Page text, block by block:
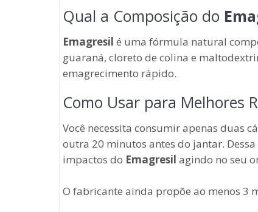
Qual a Composição do
Emagresil é uma fórmula natural
guaraná, cloreto de colina e
emagrecimento rápido.
Como Usar para Melhores
Você necessita consumir apenas duas
outra 20 minutos antes do jantar.
impactos do Emagresil agindo no seu
O fabricante ainda propõe ao menos 3